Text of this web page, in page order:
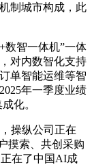
制城市构成，此
智一体机”一体
对内数智化支持
单智能运维等智
年一季度业绩
化。
操纵公司正在
摸索、共创采购
在了中国AI成